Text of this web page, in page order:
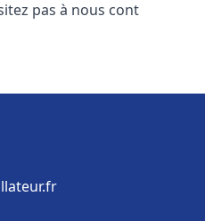
pas à nous cont